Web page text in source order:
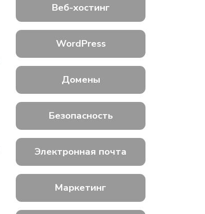
Веб-хостинг
WordPress
Домены
Безопасность
Электронная почта
Маркетинг